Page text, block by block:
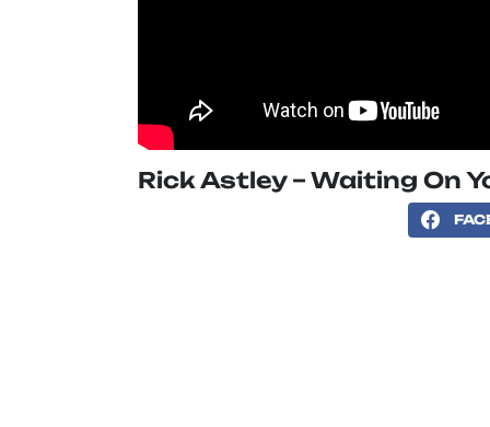
Rick Astley – Waiting On